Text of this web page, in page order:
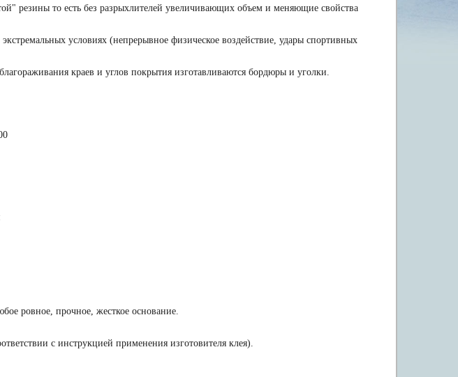
резины то есть без разрыхлителей увеличивающих объем и меняющие свойства
условиях (непрерывное физическое воздействие, удары спортивных
краев и углов покрытия изготавливаются бордюры и уголки.
ровное, прочное, жесткое основание.
с инструкцией применения изготовителя клея).